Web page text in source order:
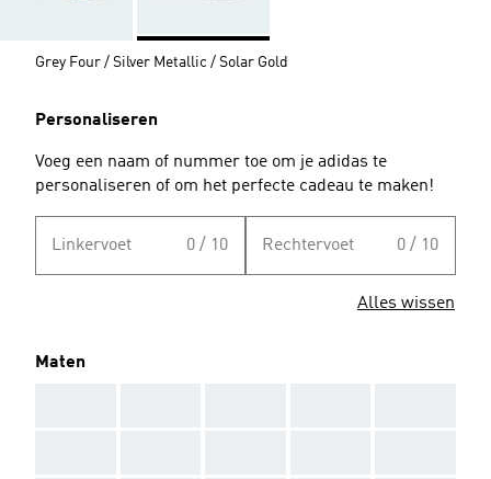
Grey Four / Silver Metallic / Solar Gold
Personaliseren
Voeg een naam of nummer toe om je adidas te
personaliseren of om het perfecte cadeau te maken!
Linkervoet 0 / 10 Rechtervoet 0 / 10
Alles wissen
Maten